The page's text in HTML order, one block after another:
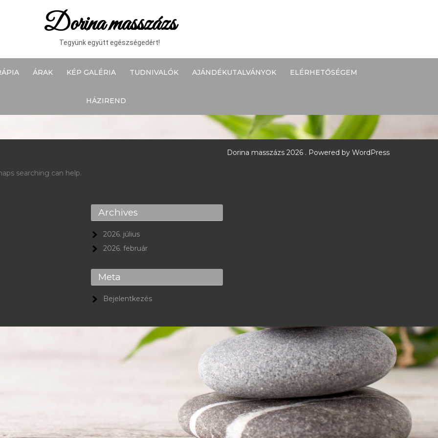
Dorina masszázs
Tegyünk együtt egészségedért!
ÁRAK KÉP GALÉRIA TUDNIVALÓK AJÁNDÉKUTALVÁNYOK ELÉRHETŐSÉGEM
HÁZIREND
searching can help.
Archives
2026. július
2026. február
Meta
Bejelentkezés
Dorina masszázs 2026 . Powered by WordPress